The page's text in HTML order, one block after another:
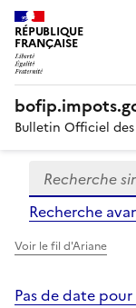
RÉPUBLIQUE
FRANÇAISE
Bulletin Officiel
Formulaire
de
recherche
Recherche
Recherche
Voir le fil d'Ariane
Pas de date